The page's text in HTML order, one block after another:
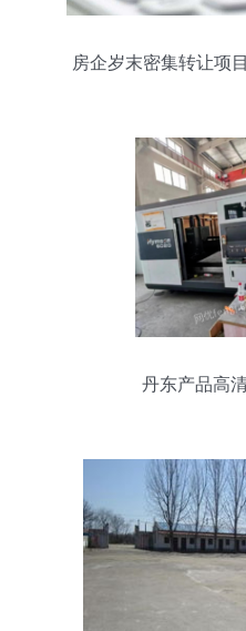
房企岁末密集转让项
丹东产品高